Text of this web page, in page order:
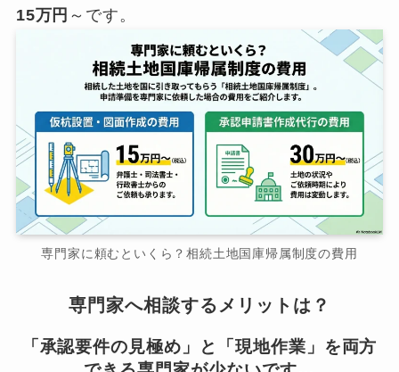
15万円 ～です。
専門家に頼むといくら？相続土地国庫帰属制度の費用
専門家へ相談するメリットは？
「承認要件の見極め」と「現地作業」を両方